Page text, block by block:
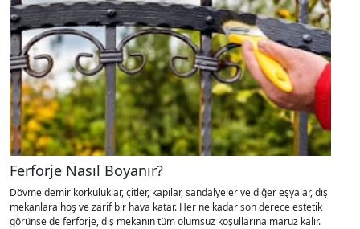
Ferforje Nasıl Boyanır?
Dövme demir korkuluklar, çitler, kapılar, sandalyeler ve diğer eşyalar, dış
mekanlara hoş ve zarif bir hava katar. Her ne kadar son derece estetik
görünse de ferforje, dış mekanın tüm olumsuz koşullarına maruz kalır.